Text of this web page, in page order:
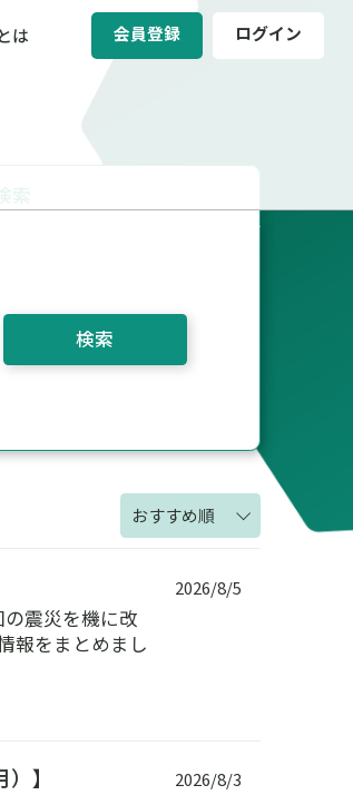
は 会員登録 ログイン
モビリティ）
索
検索
おすすめ順
震災を機に改
報をまとめまし
2026/8/5
】 2026/8/3